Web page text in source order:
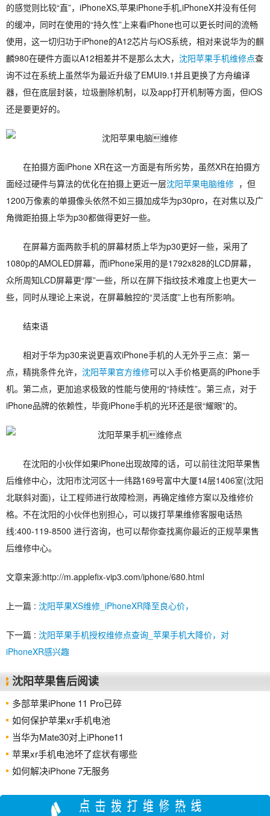
的感觉则比较“直”，iPhoneXS,苹果iPhone手机,iPhoneX并没有任何
的缓冲，同时在使用的“持久性”上来看iPhone也可以更长时间的流畅
使用，这一切归功于iPhone的A12芯片与iOS系统，相对来说华为的麒
麟980在硬件方面以A12相差并不是那么太大， 沈阳苹果手机维修点查
询不过在系统上虽然华为最近升级了EMUI9.1并且更换了方舟编译
器，但在底层封装，垃圾删除机制，以及app打开机制等方面，但iOS
还是要更好的。
在拍摄方面iPhone XR在这一方面是有所劣势，虽然XR在拍摄方
面经过硬件与算法的优化在拍摄上更近一层沈阳苹果电脑维修 ，但
1200万像素的单摄像头依然不如三摄加成华为p30pro，在对焦以及广
角微距拍摄上华为p30都做得更好一些。
在屏幕方面两款手机的屏幕材质上华为p30更好一些，采用了
1080p的AMOLED屏幕，而iPhone采用的是1792x828的LCD屏幕，
众所周知LCD屏幕更“厚”一些，所以在屏下指纹技术难度上也更大一
些，同时从理论上来说，在屏幕触控的“灵活度”上也有所影响。
结束语
相对于华为p30来说更喜欢iPhone手机的人无外乎三点：第一
点，精挑条件允许， 沈阳苹果官方维修可以入手价格更高的iPhone手
机。第二点，更加追求极致的性能与使用的“持续性”。第三点，对于
iPhone品牌的依赖性，毕竟iPhone手机的光环还是很“耀眼”的。
在沈阳的小伙伴如果iPhone出现故障的话，可以前往沈阳苹果售
后维修中心，沈阳市沈河区十一纬路169号富中大厦14层1406室(沈阳
北联斜对面)，让工程师进行故障检测，再确定维修方案以及维修价
格。不在沈阳的小伙伴也别担心，可以拨打苹果维修客服电话热
线:400-119-8500 进行咨询，也可以帮你查找离你最近的正规苹果售
后维修中心。
文章来源:http://m.applefix-vip3.com/iphone/680.html
上一篇 : 沈阳苹果XS维修_iPhoneXR降至良心价，
下一篇 : 沈阳苹果手机授权维修点查询_苹果手机大降价，对
iPhoneXR感兴趣
沈阳苹果售后阅读
多部苹果iPhone 11 Pro已碎
如何保护苹果xr手机电池
当华为Mate30对上iPhone11
苹果xr手机电池坏了症状有哪些
如何解决iPhone 7无服务